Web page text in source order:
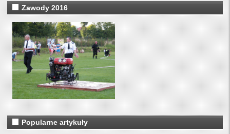
Zawody 2016
Popularne artykuły